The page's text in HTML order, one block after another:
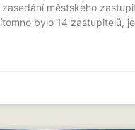
městského
bylo 14 zastupitelů,